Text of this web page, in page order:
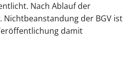
Nach Ablauf der
der BGV ist
damit